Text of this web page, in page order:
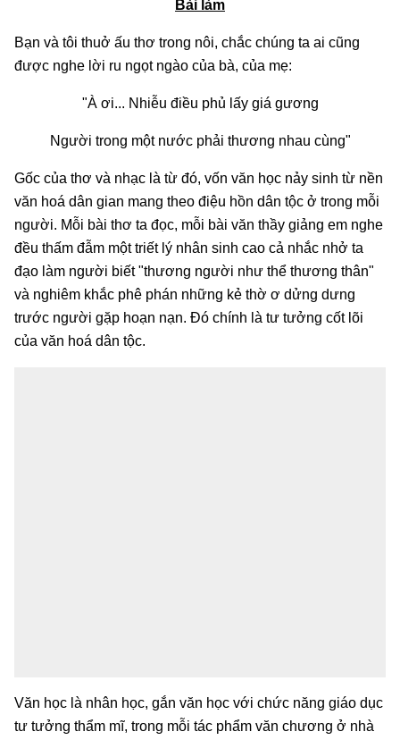
Bài làm
Bạn và tôi thuở ấu thơ trong nôi, chắc chúng ta ai cũng
được nghe lời ru ngọt ngào của bà, của mẹ:
"À ơi... Nhiễu điều phủ lấy giá gương
Người trong một nước phải thương nhau cùng"
Gốc của thơ và nhạc là từ đó, vốn văn học nảy sinh từ nền
văn hoá dân gian mang theo điệu hồn dân tộc ở trong mỗi
người. Mỗi bài thơ ta đọc, mỗi bài văn thầy giảng em nghe
đều thấm đẫm một triết lý nhân sinh cao cả nhắc nhở ta
đạo làm người biết "thương người như thể thương thân"
và nghiêm khắc phê phán những kẻ thờ ơ dửng dưng
trước người gặp hoạn nạn. Đó chính là tư tưởng cốt lõi
của văn hoá dân tộc.
Văn học là nhân học, gắn văn học với chức năng giáo dục
tư tưởng thẩm mĩ, trong mỗi tác phẩm văn chương ở nhà